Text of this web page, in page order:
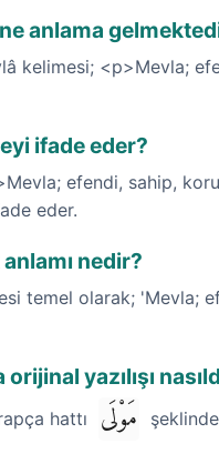
anlama
kelimesi; <p>Mevla;
ifade eder?
efendi, sahip,
eder.
nedir?
temel olarak; 'Mevla;
yazılışı
hattı مَوْلَى